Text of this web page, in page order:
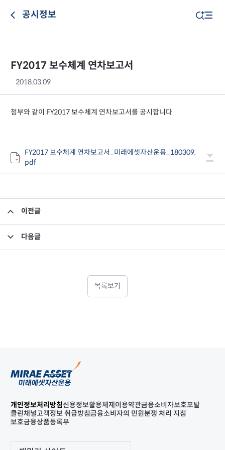
공시정보
FY2017 보수체계 연차보고서
2018.03.09
첨부와 같이 FY2017 보수체계 연차보고서를 공시합니다
FY2017 보수체계 연차보고서_미래에셋자산운용_180309.
pdf
이전글
다음글
목록보기
개인정보처리방침신용정보활용체제 이용약관금융소비자보호포탈
클린채널고객정보 취급방침금융소비자의 민원분쟁 처리 지침
보호금융상품등록부